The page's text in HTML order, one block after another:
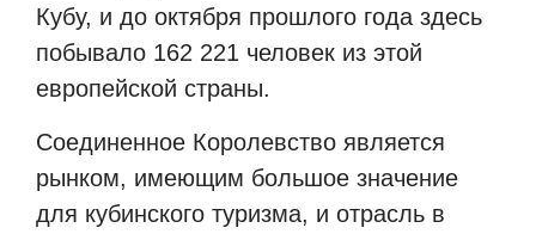
Кубу, и до октября прошлого года здесь
побывало 162 221 человек из этой
европейской страны.
Соединенное Королевство является
рынком, имеющим большое значение
для кубинского туризма, и отрасль в